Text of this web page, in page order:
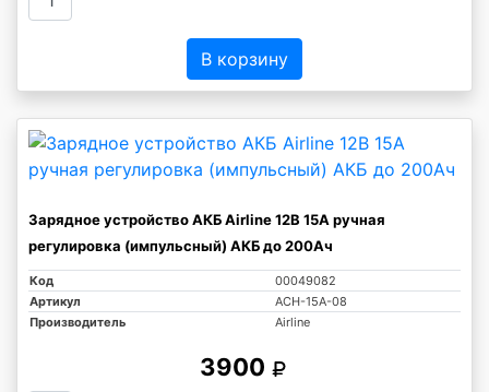
В корзину
Зарядное устройство АКБ Airline 12В 15А ручная
регулировка (импульсный) АКБ до 200Ач
Код
00049082
Артикул
ACH-15A-08
Производитель
Airline
3900